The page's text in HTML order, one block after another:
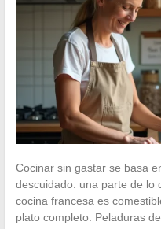
Cocinar sin gastar se basa
descuidado: una parte de lo
cocina francesa es
plato completo. Peladuras